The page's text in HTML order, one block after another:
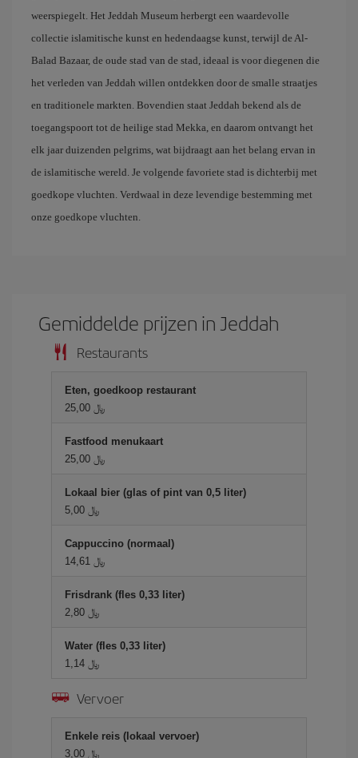
weerspiegelt. Het Jeddah Museum herbergt een waardevolle
collectie islamitische kunst en hedendaagse kunst, terwijl de Al-
Balad Bazaar, de oude stad van de stad, ideaal is voor diegenen die
het verleden van Jeddah willen ontdekken door de smalle straatjes
en traditionele markten. Bovendien staat Jeddah bekend als de
toegangspoort tot de heilige stad Mekka, en daarom ontvangt het
elk jaar duizenden pelgrims, wat bijdraagt aan het belang ervan in
de islamitische wereld. Je volgende favoriete stad is dichterbij met
goedkope vluchten. Verdwaal in deze levendige bestemming met
onze goedkope vluchten.
Gemiddelde prijzen in Jeddah
Restaurants
Eten, goedkoop restaurant
25,00 ﷼
Fastfood menukaart
25,00 ﷼
Lokaal bier (glas of pint van 0,5 liter)
5,00 ﷼
Cappuccino (normaal)
14,61 ﷼
Frisdrank (fles 0,33 liter)
2,80 ﷼
Water (fles 0,33 liter)
1,14 ﷼
Vervoer
Enkele reis (lokaal vervoer)
3,00 ﷼